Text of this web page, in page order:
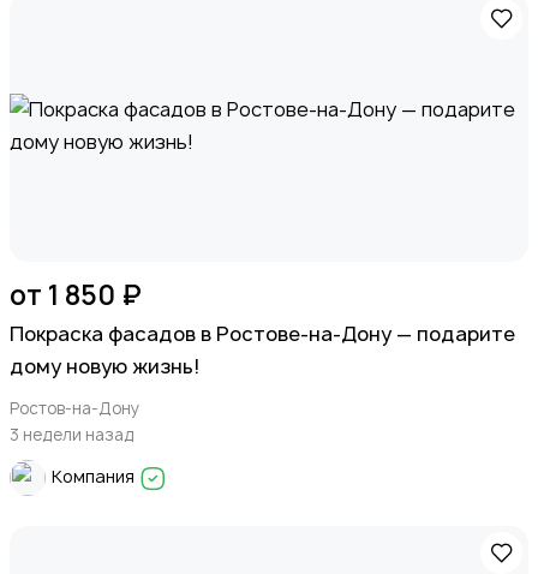
от 1 850 ₽
Покраска фасадов в Ростове-на-Дону — подарите
дому новую жизнь!
Ростов-на-Дону
3 недели назад
Компания